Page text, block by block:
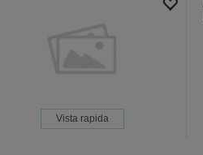
Vista rapida